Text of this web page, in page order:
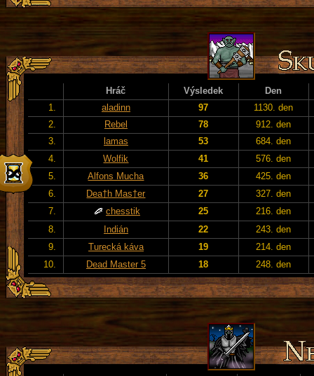
Hráč Výsledek
Den
1.
aladinn 97
1130. den
2.
Rebel 78
912. den
3.
lamas 53
684. den
4.
Wolfik 41
576. den
5.
Alfons Mucha 36
425. den
6.
Dea†h Mas†er 27
327. den
7.
chesstik 25
216. den
8.
Indián 22
243. den
9.
Turecká káva 19
214. den
10.
Dead Master 5 18 248. den